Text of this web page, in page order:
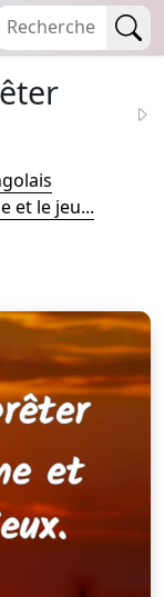
et le jeu...